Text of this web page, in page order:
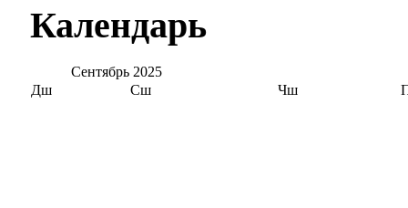
Календарь
Сентябрь 2025
Дш
Сш Чш